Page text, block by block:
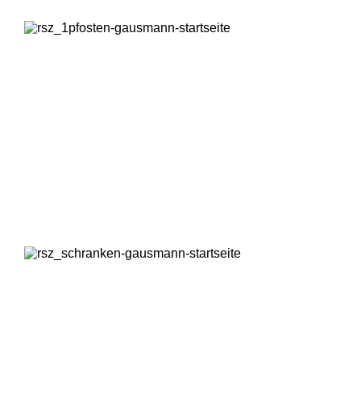
PFOSTEN & STADTMOBILIAR
SCHRANKEN & DREHKREUZE